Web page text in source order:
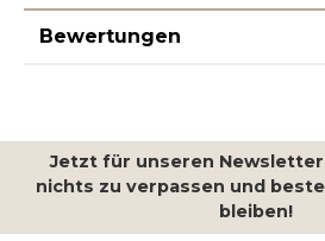
Bewertungen
Jetzt für unseren
nichts zu verpassen und
bleiben!